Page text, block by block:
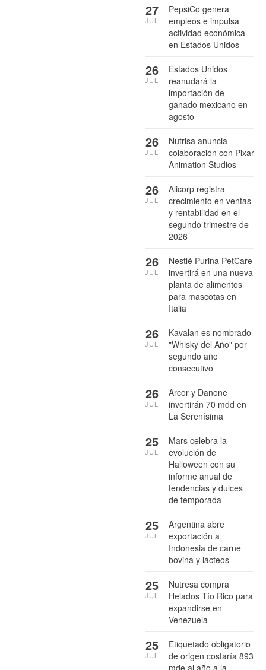
PepsiCo genera
empleos e impulsa
actividad económica
en Estados Unidos
27
JUL
Estados Unidos
reanudará la
importación de
ganado mexicano en
agosto
26
JUL
Nutrisa anuncia
colaboración con Pixar
Animation Studios
26
JUL
Alicorp registra
crecimiento en ventas
y rentabilidad en el
segundo trimestre de
2026
26
JUL
Nestlé Purina PetCare
invertirá en una nueva
planta de alimentos
para mascotas en
Italia
26
JUL
Kavalan es nombrado
"Whisky del Año" por
segundo año
consecutivo
26
JUL
Arcor y Danone
invertirán 70 mdd en
La Serenísima
26
JUL
Mars celebra la
evolución de
Halloween con su
informe anual de
tendencias y dulces
de temporada
25
JUL
Argentina abre
exportación a
Indonesia de carne
bovina y lácteos
25
JUL
Nutresa compra
Helados Tío Rico para
expandirse en
Venezuela
25
JUL
Etiquetado obligatorio
de origen costaría 893
mde al año a la
25
JUL